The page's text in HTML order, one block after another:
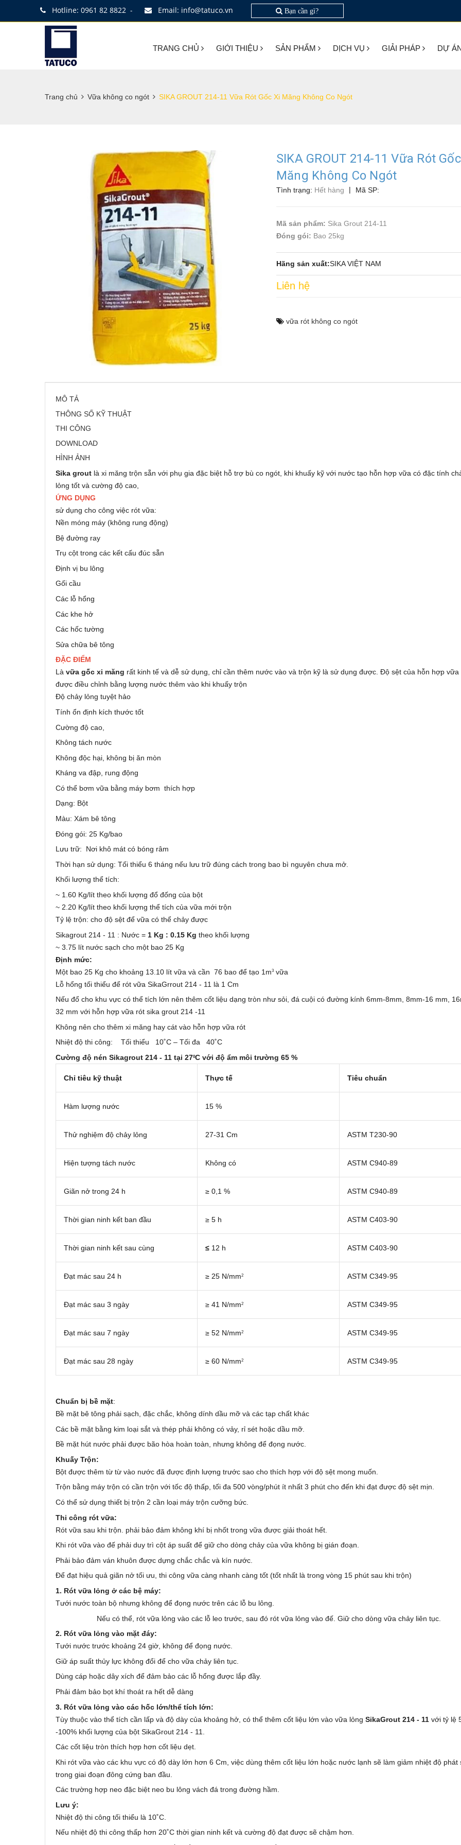
Hotline: 0961 82 8822 - Email: info@tatuco.vn Bạn cần gì?
TRANG CHỦ GIỚI THIỆU SẢN PHẨM DỊCH VỤ GIẢI PHÁP DỰ
Trang chủ Vữa không co ngót SIKA GROUT 214-11 Vữa Rót Gốc Xi Măng Không Co Ngót
SIKA GROUT 214-11 Vữa Rót
Măng Không Co Ngót
Tình trạng: Hết hàng | Mã SP:
Mã sản phẩm: Sika Grout 214-11
Đóng gói: Bao 25kg
Hãng sản xuất:SIKA VIỆT NAM
Liên hệ
vữa rót không co ngót
MÔ TẢ
THÔNG SỐ KỸ THUẬT
THI CÔNG
DOWNLOAD
HÌNH ẢNH
Sika grout là xi măng trộn sẵn với phụ gia đặc biệt hỗ trợ bù co ngót, khi khuấy kỹ với nước tạo hỗn hợp vữa có đặc tính
lỏng tốt và cường độ cao,
ỨNG DỤNG
sử dụng cho công việc rót vữa:
Nền móng máy (không rung động)
Bệ đường ray
Trụ cột trong các kết cấu đúc sẵn
Định vị bu lông
Gối cầu
Các lỗ hổng
Các khe hở
Các hốc tường
Sửa chữa bê tông
ĐẶC ĐIỂM
Là vữa gốc xi măng rất kinh tế và dễ sử dụng, chỉ cần thêm nước vào và trộn kỹ là sử dụng được. Độ sệt của hỗn hợp vữa
được điều chỉnh bằng lượng nước thêm vào khi khuấy trộn
Độ chảy lỏng tuyệt hảo
Tính ổn định kích thước tốt
Cường độ cao,
Không tách nước
Không độc hại, không bị ăn mòn
Kháng va đập, rung động
Có thể bơm vữa bằng máy bơm thích hợp
Dạng: Bột
Màu: Xám bê tông
Đóng gói: 25 Kg/bao
Lưu trữ: Nơi khô mát có bóng râm
Thời hạn sử dụng: Tối thiểu 6 tháng nếu lưu trữ đúng cách trong bao bì nguyên chưa mở.
Khối lượng thể tích:
~ 1.60 Kg/lít theo khối lượng đổ đống của bột
~ 2.20 Kg/lít theo khối lượng thể tích của vữa mới trộn
Tỷ lệ trộn: cho độ sệt để vữa có thể chảy được
Sikagrout 214 - 11 : Nước = 1 Kg : 0.15 Kg theo khối lượng
~ 3.75 lít nước sạch cho một bao 25 Kg
Định mức:
Một bao 25 Kg cho khoảng 13.10 lít vữa và cần 76 bao để tạo 1m3 vữa
Lỗ hổng tối thiểu để rót vữa SikaGrrout 214 - 11 là 1 Cm
Nếu đổ cho khu vực có thể tích lớn nên thêm cốt liệu dạng tròn như sỏi, đá cuội có đường kính 6mm-8mm, 8mm-16 mm,
32 mm với hỗn hợp vữa rót sika grout 214 -11
Không nên cho thêm xi măng hay cát vào hỗn hợp vữa rót
Nhiệt độ thi công: Tối thiểu 10˚C – Tối đa 40˚C
Cường độ nén Sikagrout 214 - 11 tại 270C với độ ẩm môi trường 65 %
Chỉ tiêu kỹ thuật Thực tế Tiêu chuẩn
Hàm lượng nước 15 %
Thử nghiệm độ chảy lỏng 27-31 Cm ASTM T230-90
Hiện tượng tách nước Không có ASTM C940-89
Giãn nở trong 24 h ≥ 0,1 % ASTM C940-89
Thời gian ninh kết ban đầu ≥ 5 h ASTM C403-90
Thời gian ninh kết sau cùng ≤ 12 h ASTM C403-90
Đạt mác sau 24 h ≥ 25 N/mm2 ASTM C349-95
Đạt mác sau 3 ngày ≥ 41 N/mm2 ASTM C349-95
Đạt mác sau 7 ngày ≥ 52 N/mm2 ASTM C349-95
Đạt mác sau 28 ngày ≥ 60 N/mm2 ASTM C349-95
Chuẩn bị bề mặt:
Bề mặt bê tông phải sạch, đặc chắc, không dính dầu mỡ và các tạp chất khác
Các bề mặt bằng kim loại sắt và thép phải không có vảy, rỉ sét hoặc dầu mỡ.
Bề mặt hút nước phải được bão hòa hoàn toàn, nhưng không để đọng nước.
Khuấy Trộn:
Bột được thêm từ từ vào nước đã được định lượng trước sao cho thích hợp với độ sệt mong muốn.
Trộn bằng máy trộn có cần trộn với tốc độ thấp, tối đa 500 vòng/phút ít nhất 3 phút cho đến khi đạt được độ sệt mịn.
Có thể sử dụng thiết bị trộn 2 cần loại máy trộn cưỡng bức.
Thi công rót vữa:
Rót vữa sau khi trộn. phải bảo đảm không khí bị nhốt trong vữa được giải thoát hết.
Khi rót vữa vào đế phải duy trì cột áp suất để giữ cho dòng chảy của vữa không bị gián đoạn.
Phải bảo đảm ván khuôn được dựng chắc chắc và kín nước.
Để đạt hiệu quả giãn nở tối ưu, thi công vữa càng nhanh càng tốt (tốt nhất là trong vòng 15 phút sau khi trộn)
1. Rót vữa lỏng ở các bệ máy:
Tưới nước toàn bộ nhưng không để đọng nước trên các lỗ bu lông.
Nếu có thể, rót vữa lỏng vào các lỗ leo trước, sau đó rót vữa lỏng vào đế. Giữ cho dòng vữa chảy liên tục.
2. Rót vữa lỏng vào mặt đáy:
Tưới nước trước khoảng 24 giờ, không để đọng nước.
Giữ áp suất thủy lực không đổi để cho vữa chảy liên tục.
Dùng cáp hoặc dây xích để đảm bảo các lỗ hổng được lắp đầy.
Phải đảm bảo bọt khí thoát ra hết dễ dàng
3. Rót vữa lỏng vào các hốc lớn/thể tích lớn:
Tùy thuộc vào thể tích cần lấp và độ dày của khoảng hở, có thể thêm cốt liệu lớn vào vữa lỏng SikaGrout 214 - 11 với tỷ lệ
-100% khối lượng của bột SikaGrout 214 - 11.
Các cốt liệu tròn thích hợp hơn cốt liệu dẹt.
Khi rót vữa vào các khu vực có độ dày lớn hơn 6 Cm, việc dùng thêm cốt liệu lớn hoặc nước lạnh sẽ làm giảm nhiệt độ phát
trong giai đoạn đông cứng ban đầu.
Các trường hợp neo đặc biệt neo bu lông vách đá trong đường hầm.
Lưu ý:
Nhiệt độ thi công tối thiểu là 10˚C.
Nếu nhiệt độ thi công thấp hơn 20˚C thời gian ninh kết và cường độ đạt được sẽ chậm hơn.